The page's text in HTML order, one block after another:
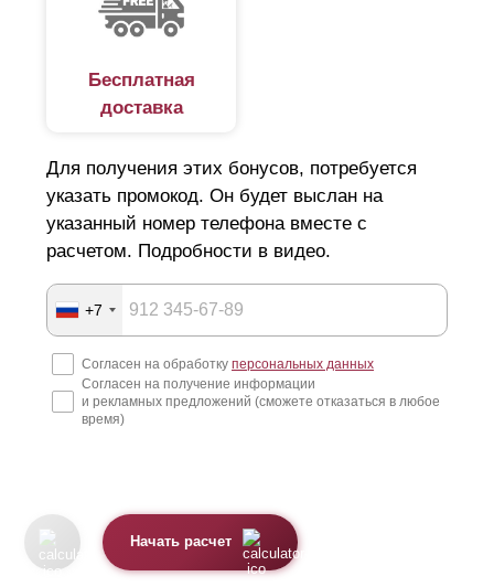
Бесплатная
доставка
Для получения этих бонусов, потребуется
указать промокод. Он будет выслан на
указанный номер телефона вместе с
расчетом. Подробности в видео.
+7
Согласен на обработку персональных данных
Согласен на получение информации
и рекламных предложений (сможете отказаться в любое
время)
Начать расчет